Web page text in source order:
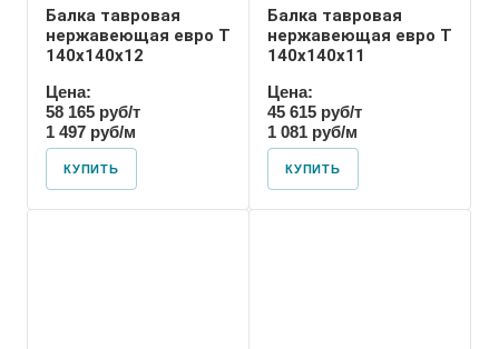
Балка тавровая
нержавеющая евро T
140х140х12
Цена:
58 165 руб/т
1 497 руб/м
КУПИТЬ
Балка тавровая
нержавеющая евро T
140х140х11
Цена:
45 615 руб/т
1 081 руб/м
КУПИТЬ